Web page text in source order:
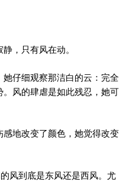
，只有风在动。
仔细观察那洁白的云：完全
风的肆虐是如此残忍，她可
地改变了颜色，她觉得改变
风到底是东风还是西风。尤